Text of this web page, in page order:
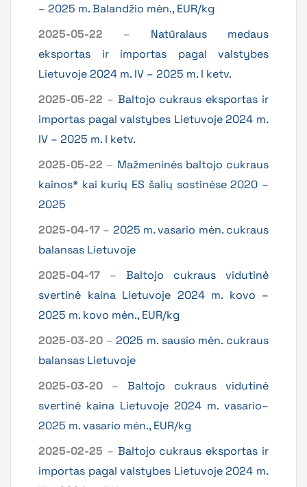
– 2025 m. Balandžio mėn., EUR/kg
2025-05-22 – Natūralaus medaus
eksportas ir importas pagal valstybes
Lietuvoje 2024 m. IV – 2025 m. I ketv.
2025-05-22 – Baltojo cukraus eksportas ir
importas pagal valstybes Lietuvoje 2024 m.
IV – 2025 m. I ketv.
2025-05-22 – Mažmeninės baltojo cukraus
kainos* kai kurių ES šalių sostinėse 2020 –
2025
2025-04-17 – 2025 m. vasario mėn. cukraus
balansas Lietuvoje
2025-04-17 – Baltojo cukraus vidutinė
svertinė kaina Lietuvoje 2024 m. kovo –
2025 m. kovo mėn., EUR/kg
2025-03-20 –2025 m. sausio mėn. cukraus
balansas Lietuvoje
2025-03-20 – Baltojo cukraus vidutinė
svertinė kaina Lietuvoje 2024 m. vasario–
2025 m. vasario mėn., EUR/kg
2025-02-25 – Baltojo cukraus eksportas ir
importas pagal valstybes Lietuvoje 2024 m.